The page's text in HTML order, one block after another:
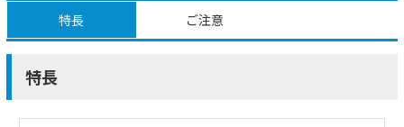
特長 ご注意
特長